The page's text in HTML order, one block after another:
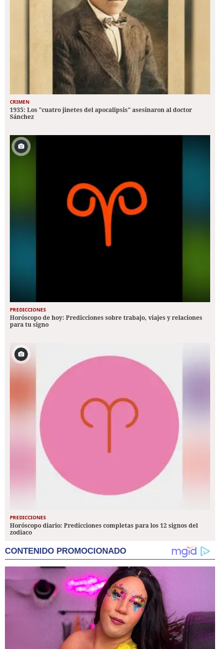
CRIMEN
1935: Los "cuatro jinetes del apocalipsis" asesinaron al doctor
Sánchez
PREDICCIONES
Horóscopo de hoy: Predicciones sobre trabajo, viajes y relaciones
para tu signo
PREDICCIONES
Horóscopo diario: Predicciones completas para los 12 signos del
zodiaco
CONTENIDO PROMOCIONADO